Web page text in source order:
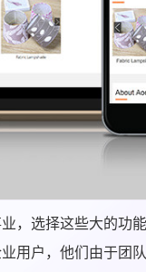
，选择这些大的功
用户，他们由于团